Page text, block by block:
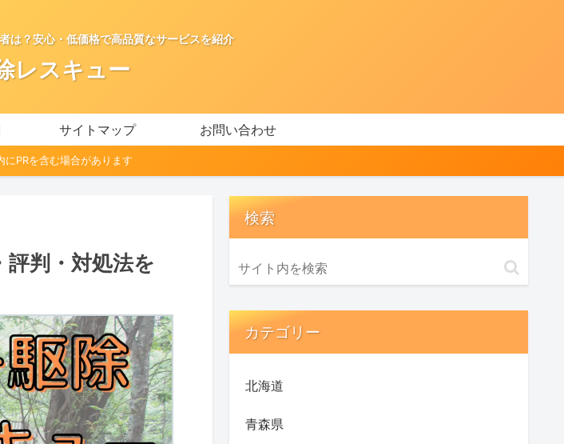
は？安心・低価格で高品質なサービスを紹介
レスキュー
サイトマップ お問い合わせ
にPRを含む場合があります
判・対処法を
検索
カテゴリー
北海道
青森県